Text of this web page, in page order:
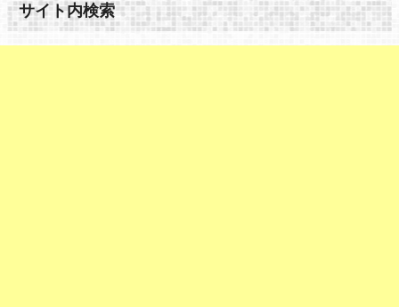
サイト内検索